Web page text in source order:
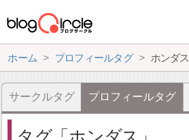
ホーム プロフィールタグ ホンダス
サークルタグ プロフィールタグ